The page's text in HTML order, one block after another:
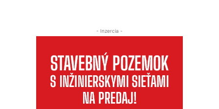
- Inzercia -